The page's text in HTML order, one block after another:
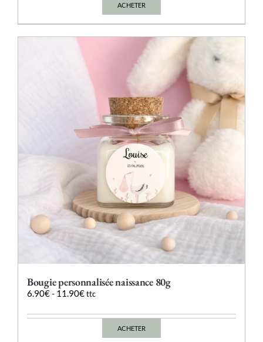
ACHETER
Ce
plusieurs
variations.
Les
options
peuvent
être
choisies
sur
la
page
du
produit
Bougie personnalisée naissance 80g
6.90€- 11.90€ ttc
ACHETER
Ce